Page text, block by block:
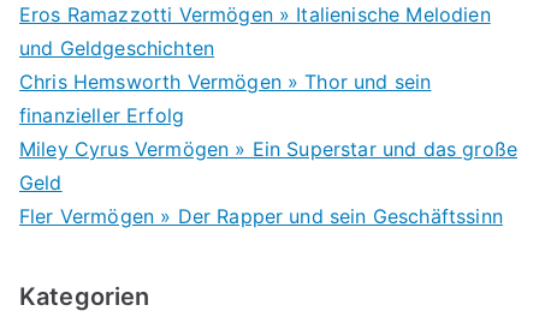
Eros Ramazzotti Vermögen » Italienische Melodien
und Geldgeschichten
Chris Hemsworth Vermögen » Thor und sein
finanzieller Erfolg
Miley Cyrus Vermögen » Ein Superstar und das große
Geld
Fler Vermögen » Der Rapper und sein Geschäftssinn
Kategorien